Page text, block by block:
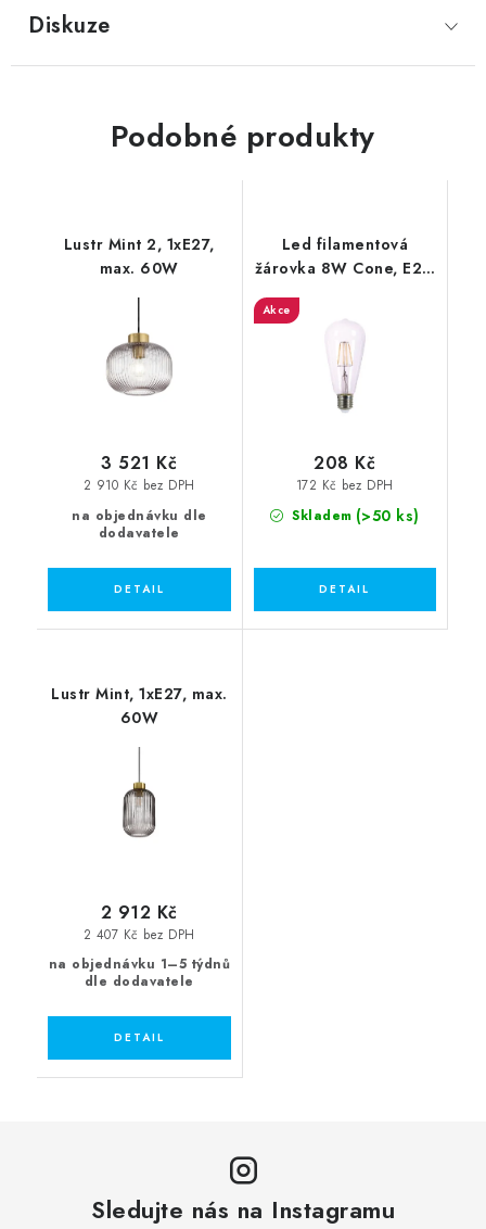
Diskuze
Podobné produkty
Lustr Mint 2, 1xE27,
max. 60W
na objednávku dle
dodavatele
2 910 Kč bez DPH
3 521 Kč
Led filamentová
žárovka 8W Cone, E27,
Akce
Skladem (>50 ks)
172 Kč bez DPH
208 Kč
Lustr Mint, 1xE27, max.
60W
na objednávku 1–5 týdnů
dle dodavatele
2 407 Kč bez DPH
2 912 Kč
Sledujte nás na Instagramu